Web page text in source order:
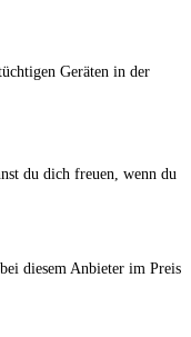
Geräten in der
du dich freuen, wenn du
diesem Anbieter im Preis